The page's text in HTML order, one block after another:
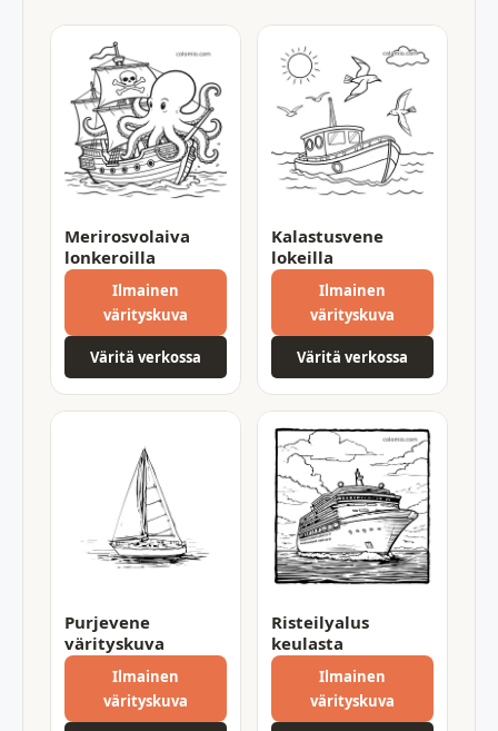
Merirosvolaiva
lonkeroilla
Ilmainen
värityskuva
Väritä verkossa
Kalastusvene
lokeilla
Ilmainen
värityskuva
Väritä verkossa
Purjevene
värityskuva
Ilmainen
värityskuva
Risteilyalus
keulasta
Ilmainen
värityskuva